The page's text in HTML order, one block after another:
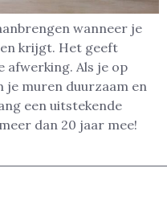
wanneer je
krijgt. Het geeft
afwerking. Als je op
je muren duurzaam en
een uitstekende
dan 20 jaar mee!